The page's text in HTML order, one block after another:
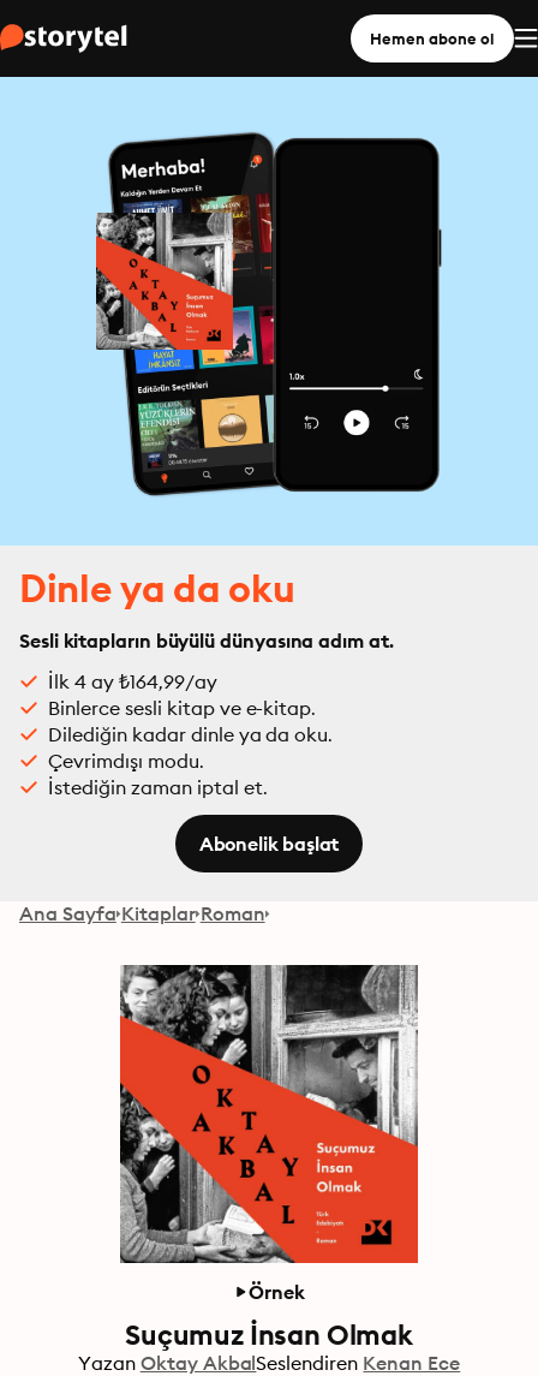
Hemen abone ol
Dinle ya da oku
Sesli kitapların büyülü dünyasına adım at.
İlk 4 ay ₺164,99/ay
Binlerce sesli kitap ve e-kitap.
Dilediğin kadar dinle ya da oku.
Çevrimdışı modu.
İstediğin zaman iptal et.
Abonelik başlat
Ana Sayfa Kitaplar Roman
Örnek
Suçumuz İnsan Olmak
Yazan Oktay AkbalSeslendiren Kenan Ece